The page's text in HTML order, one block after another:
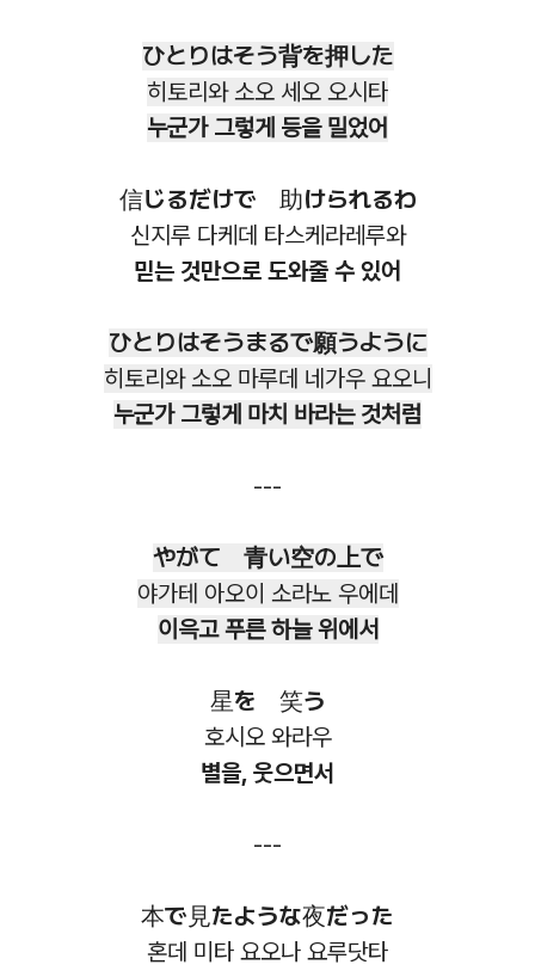
ひとりはそう背を押した
히토리와 소오 세오 오시타
누군가 그렇게 등을 밀었어
信じるだけで 助けられるわ
신지루 다케데 타스케라레루와
믿는 것만으로 도와줄 수 있어
ひとりはそうまるで願うように
히토리와 소오 마루데 네가우 요오니
누군가 그렇게 마치 바라는 것처럼
---
やがて 青い空の上で
야가테 아오이 소라노 우에데
이윽고 푸른 하늘 위에서
星を 笑う
호시오 와라우
별을, 웃으면서
---
本で見たような夜だった
혼데 미타 요오나 요루닷타